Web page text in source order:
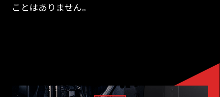
ことはありません。